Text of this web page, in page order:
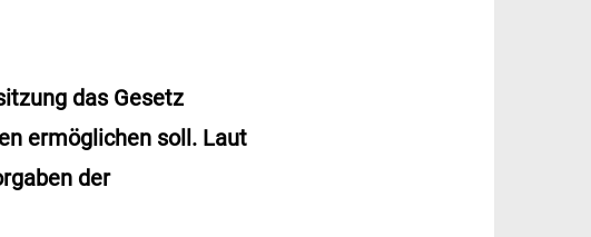
das Gesetz
ermöglichen soll. Laut
der